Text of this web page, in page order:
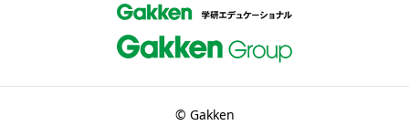
© Gakken